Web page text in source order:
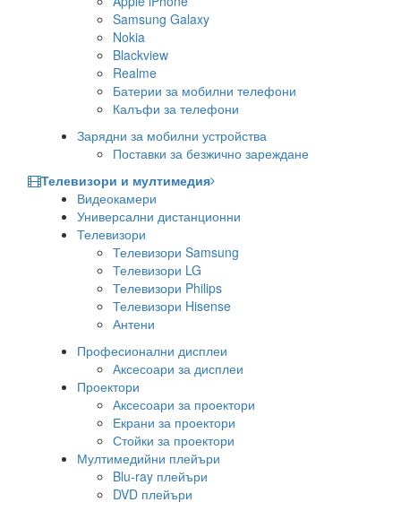
Samsung Galaxy
Nokia
Blackview
Realme
Батерии за мобилни телефони
Калъфи за телефони
Зарядни за мобилни устройства
Поставки за безжично зареждане
Телевизори и мултимедия
Видеокамери
Универсални дистанционни
Телевизори
Телевизори Samsung
Телевизори LG
Телевизори Philips
Телевизори Hisense
Антени
Професионални дисплеи
Аксесоари за дисплеи
Проектори
Аксесоари за проектори
Екрани за проектори
Стойки за проектори
Мултимедийни плейъри
Blu-ray плейъри
DVD плейъри